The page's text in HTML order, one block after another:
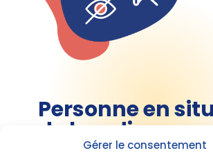
Gérer le consentement
Personne en
de handicap